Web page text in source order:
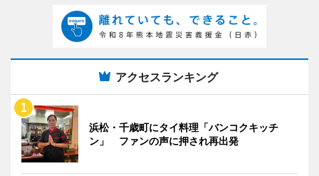
アクセスランキング
浜松・千歳町にタイ料理「バンコクキッチ
ン」 ファンの声に押され再出発